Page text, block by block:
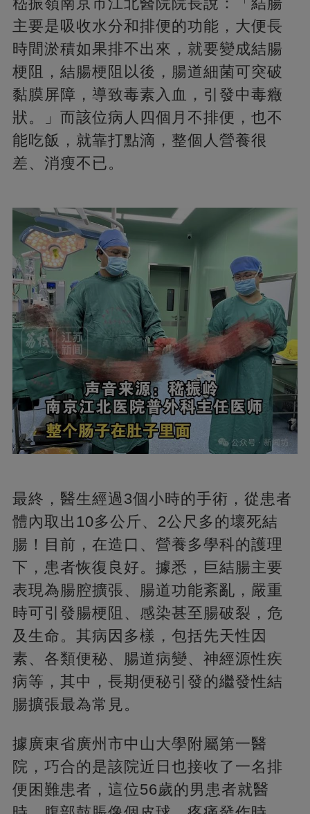
主要是吸收水分和排便的功能，大便長
時間淤積如果排不出來，就要變成結腸
梗阻，結腸梗阻以後，腸道細菌可突破
黏膜屏障，導致毒素入血，引發中毒癥
狀。」而該位病人四個月不排便，也不
能吃飯，就靠打點滴，整個人營養很
差、消瘦不已。
最終，醫生經過3個小時的手術，從患者
體內取出10多公斤、2公尺多的壞死結
腸！目前，在造口、營養多學科的護理
下，患者恢復良好。據悉，巨結腸主要
表現為腸腔擴張、腸道功能紊亂，嚴重
時可引發腸梗阻、感染甚至腸破裂，危
及生命。其病因多樣，包括先天性因
素、各類便秘、腸道病變、神經源性疾
病等，其中，長期便秘引發的繼發性結
腸擴張最為常見。
據廣東省廣州市中山大學附屬第一醫
院，巧合的是該院近日也接收了一名排
便困難患者，這位56歲的男患者就醫